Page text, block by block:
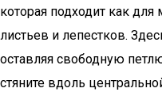
которая подходит как для
листьев и лепестков.
оставляя свободную
стяните вдоль